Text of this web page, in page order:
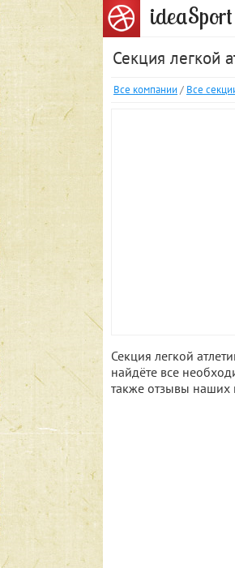
ideaSport
Секция легкой
Все компании / Все
Секция легкой
найдёте все
также отзывы наших